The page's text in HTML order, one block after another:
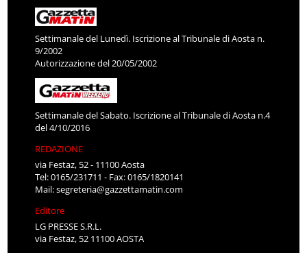
Settimanale del Lunedì. Iscrizione al Tribunale di Aosta n.
9/2002
Autorizzazione del 20/05/2002
Settimanale del Sabato. Iscrizione al Tribunale di Aosta n.4
del 4/10/2016
REDAZIONE
via Festaz, 52 - 11100 Aosta
Tel: 0165/231711 - Fax: 0165/1820141
Mail:segreteria@gazzettamatin.com
Editore
LG PRESSE S.R.L.
via Festaz, 52 11100 AOSTA